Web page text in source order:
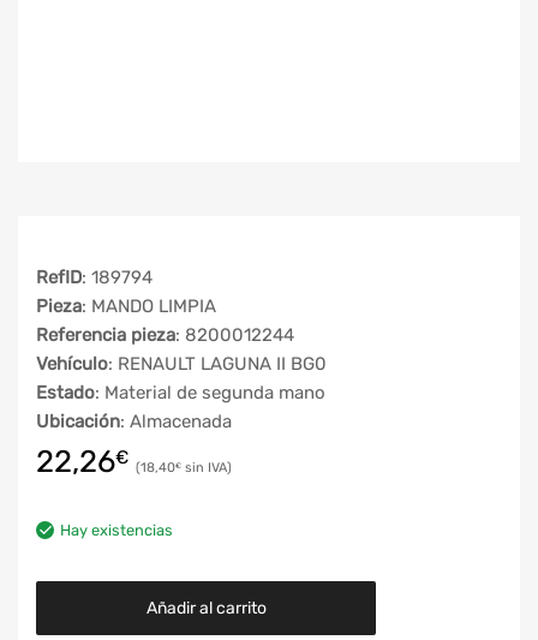
RefID: 189794
Pieza: MANDO LIMPIA
Referencia pieza: 8200012244
Vehículo: RENAULT LAGUNA II BG0
Estado: Material de segunda mano
Ubicación: Almacenada
22,26€ 18,40€
Hay existencias
Añadir al carrito